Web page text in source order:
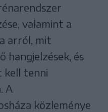
valamint a
arról, mit
hangjelzések, és
kell tenni
A
közleménye